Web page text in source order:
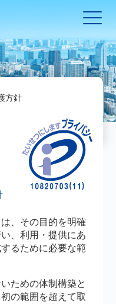
方針
、その目的を明確
、利用・提供にあ
るために必要な範
ための体制構築と
の範囲を超えて取